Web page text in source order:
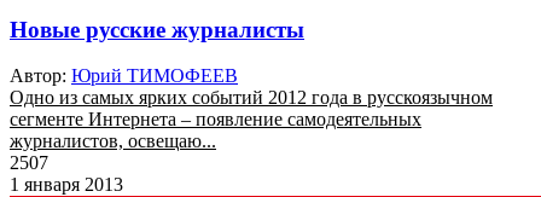
Новые русские журналисты
Автор: Юрий ТИМОФЕЕВ
Одно из самых ярких событий 2012 года в русскоязычном
сегменте Интернета – появление самодеятельных
журналистов, освещаю...
2507
1 января 2013